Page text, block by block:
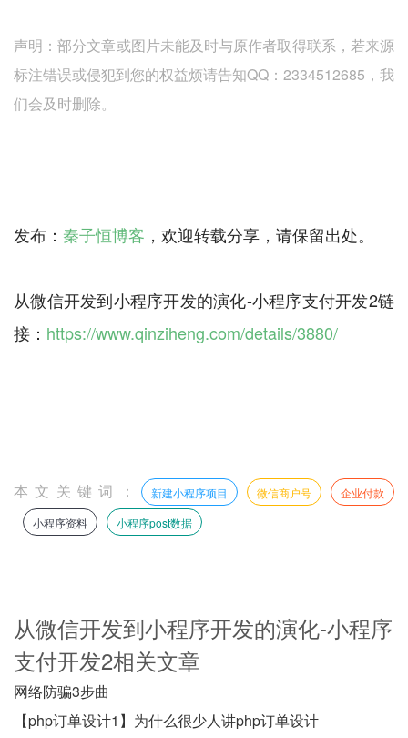
声明：部分文章或图片未能及时与原作者取得联系，若来源
标注错误或侵犯到您的权益烦请告知QQ：2334512685，我
们会及时删除。
发布： 秦子恒博客 ，欢迎转载分享，请保留出处。
从微信开发到小程序开发的演化-小程序支付开发2链
接： https://www.qinziheng.com/details/3880/
本文关键词： 新建小程序项目 微信商户号
企业付款
小程序资料
小程序post数据
从微信开发到小程序开发的演化-小程序
支付开发2相关文章
网络防骗3步曲
【php订单设计1】为什么很少人讲php订单设计